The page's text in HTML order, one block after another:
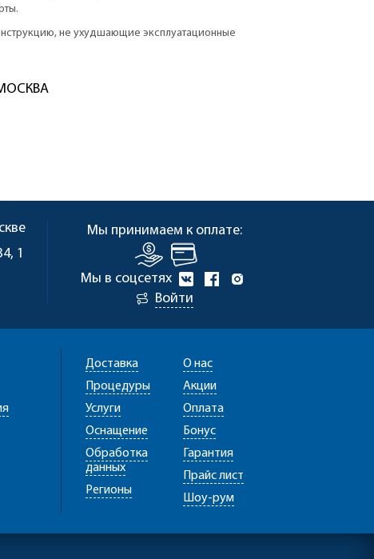
не ухудшающие эксплуатационные
1
Мы принимаем к оплате:
Мы в соцсетях
Войти
Доставка
Процедуры
Услуги
Оснащение
Обработка
данных
Регионы
О нас
Акции
Оплата
Бонус
Гарантия
Прайс лист
Шоу-рум